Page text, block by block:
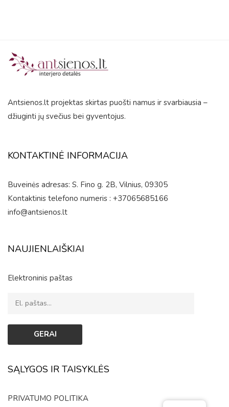
Antsienos.lt projektas skirtas puošti namus ir svarbiausia –
džiuginti jų svečius bei gyventojus.
KONTAKTINĖ INFORMACIJA
Buveinės adresas: S. Fino g. 2B, Vilnius, 09305
Kontaktinis telefono numeris : +37065685166
info@antsienos.lt
NAUJIENLAIŠKIAI
Elektroninis paštas
SĄLYGOS IR TAISYKLĖS
PRIVATUMO POLITIKA